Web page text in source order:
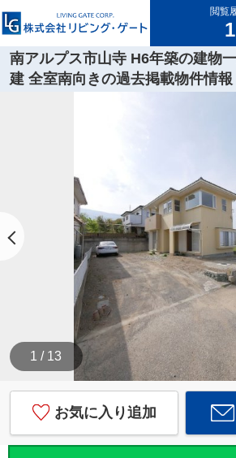
閲覧
1
南アルプス市山寺 H6年築の建物
建 全室南向きの過去掲載物件情報
1 / 13
お気に入り追加